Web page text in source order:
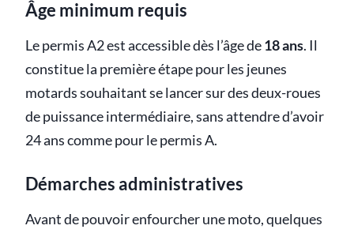
Âge minimum requis
Le permis A2 est accessible dès l’âge de18 ans. Il
constitue la première étape pour les jeunes
motards souhaitant se lancer sur des deux-roues
de puissance intermédiaire, sans attendre d’avoir
24 ans comme pour le permis A.
Démarches administratives
Avant de pouvoir enfourcher une moto, quelques